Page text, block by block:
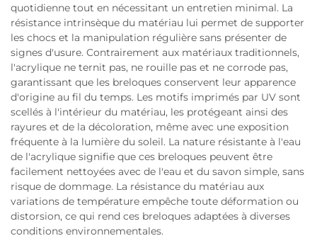
quotidienne tout en nécessitant un entretien minimal. La
résistance intrinsèque du matériau lui permet de supporter
les chocs et la manipulation régulière sans présenter de
signes d'usure. Contrairement aux matériaux traditionnels,
l'acrylique ne ternit pas, ne rouille pas et ne corrode pas,
garantissant que les breloques conservent leur apparence
d'origine au fil du temps. Les motifs imprimés par UV sont
scellés à l'intérieur du matériau, les protégeant ainsi des
rayures et de la décoloration, même avec une exposition
fréquente à la lumière du soleil. La nature résistante à l'eau
de l'acrylique signifie que ces breloques peuvent être
facilement nettoyées avec de l'eau et du savon simple, sans
risque de dommage. La résistance du matériau aux
variations de température empêche toute déformation ou
distorsion, ce qui rend ces breloques adaptées à diverses
conditions environnementales.